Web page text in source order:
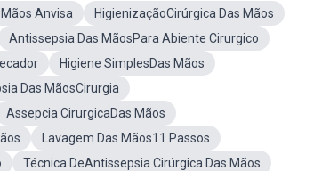
Mãos Anvisa
HigienizaçãoCirúrgica Das Mãos
Antissepsia Das MãosPara Abiente Cirurgico
Higiene SimplesDas Mãos
Das MãosCirurgia
Assepcia CirurgicaDas Mãos
Lavagem Das Mãos11 Passos
Técnica DeAntissepsia Cirúrgica Das Mãos